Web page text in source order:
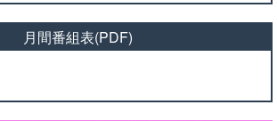
月間番組表(PDF)